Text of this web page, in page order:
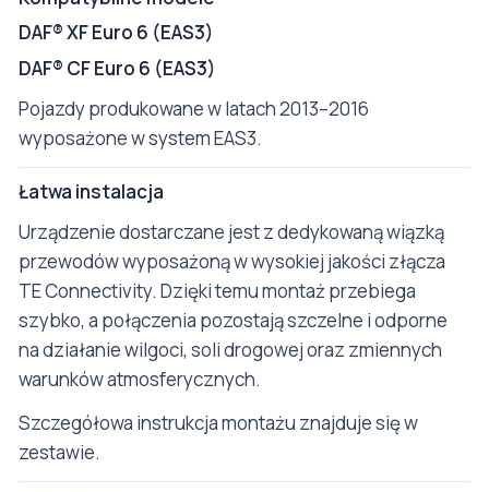
DAF® XF Euro 6 (EAS3)
DAF® CF Euro 6 (EAS3)
Pojazdy produkowane w latach 2013–2016
wyposażone w system EAS3.
Łatwa instalacja
Urządzenie dostarczane jest z dedykowaną wiązką
przewodów wyposażoną w wysokiej jakości złącza
TE Connectivity. Dzięki temu montaż przebiega
szybko, a połączenia pozostają szczelne i odporne
na działanie wilgoci, soli drogowej oraz zmiennych
warunków atmosferycznych.
Szczegółowa instrukcja montażu znajduje się w
zestawie.